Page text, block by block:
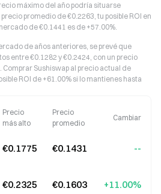
máximo del año podría situarse
promedio de €0.2263, tu posible ROI en
de €0.1441 es de +57.00%.
de años anteriores, se prevé que
entre €0.1282 y €0.2424, con un precio
Sushiswap al precio actual de
ROI de +61.00% si lo mantienes hasta
Precio
más alto
Precio
promedio
Cambiar
€0.1775 €0.1431 --
€0.2325 €0.1603 +11.00%